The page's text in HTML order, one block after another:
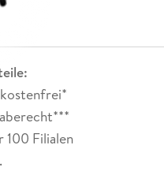
100 Filialen